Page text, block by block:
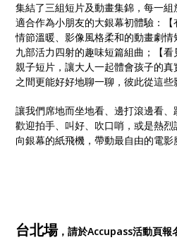
集結了三組短片及動畫集錦，每一
適合作為小朋友的大銀幕初體驗：
情節溫暖、影像風格柔和的動畫劇
九部活力四射的趣味短篇組曲；【
親子短片，讓大人一起體會孩子的
之間更能好好地聊一聊，彼此從這些
讓我們席地而坐地看、邊打滾邊看、
歡迎拍手、叫好、吹口哨，或是熱
向銀幕的紙飛機，帶動最自由的電影
台北場，請於Accupass活動頁報